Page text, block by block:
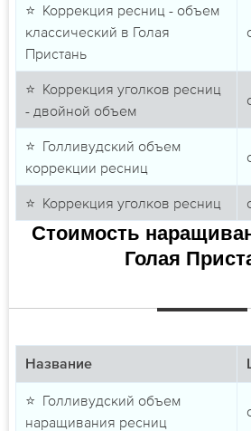
⭐ Коррекция ресниц - объем
классический в Голая
Пристань
⭐ Коррекция уголков ресниц
- двойной объем
⭐ Голливудский объем
коррекции ресниц
⭐ Коррекция уголков ресниц
Стоимость
Голая
Название
⭐ Голливудский объем
наращивания ресниц